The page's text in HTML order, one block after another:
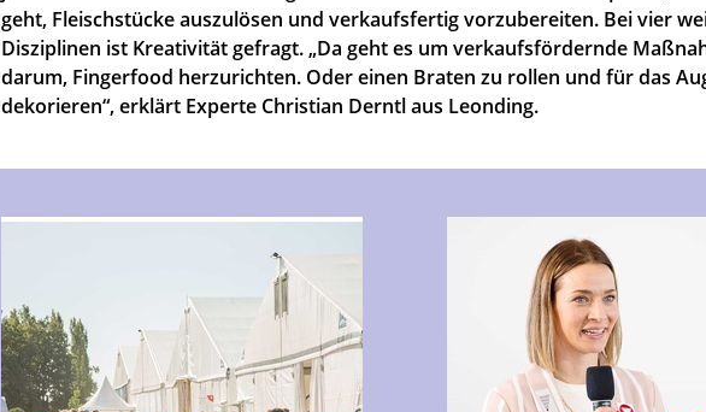
geht, Fleischstücke auszulösen und verkaufsfertig vorzubereiten. Bei vier
Disziplinen ist Kreativität gefragt. „Da geht es um verkaufsfördernde
darum, Fingerfood herzurichten. Oder einen Braten zu rollen und für das
dekorieren“, erklärt Experte Christian Derntl aus Leonding.